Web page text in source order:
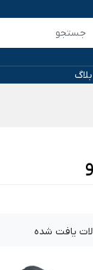
بلاگ
یافت شده